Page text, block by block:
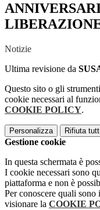
Notizie
Ultima revisione da
Questo sito o gli
cookie necessari al
COOKIE POLICY.
Personalizza Rifiuta tutti
Gestione cookie
In questa schermata è
I cookie necessari sono
piattaforma e non è
Per conoscere quali
visionare la COOKIE